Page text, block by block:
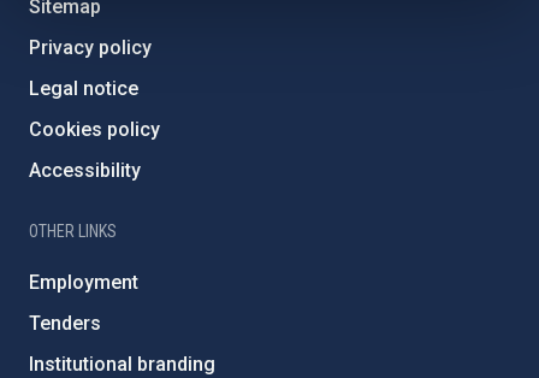
Sitemap
Privacy policy
Legal notice
Cookies policy
Accessibility
OTHER LINKS
Employment
Tenders
Institutional branding